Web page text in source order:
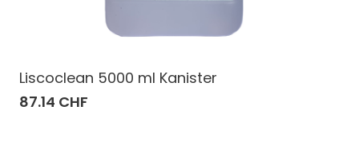
Liscoclean 5000 ml Kanister
87.14 CHF